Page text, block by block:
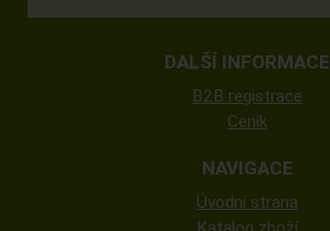
DALŠÍ INFORMACE
B2B registrace
Ceník
NAVIGACE
Úvodní strana